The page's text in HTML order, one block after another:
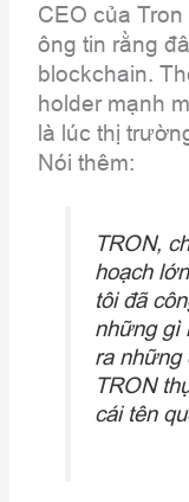
CEO của
ông tin rằng
blockchain.
holder mạnh
là lúc thị
Nói thêm:
TRON,
hoạch
tôi đã
những gì
ra những
TRON
cái tên